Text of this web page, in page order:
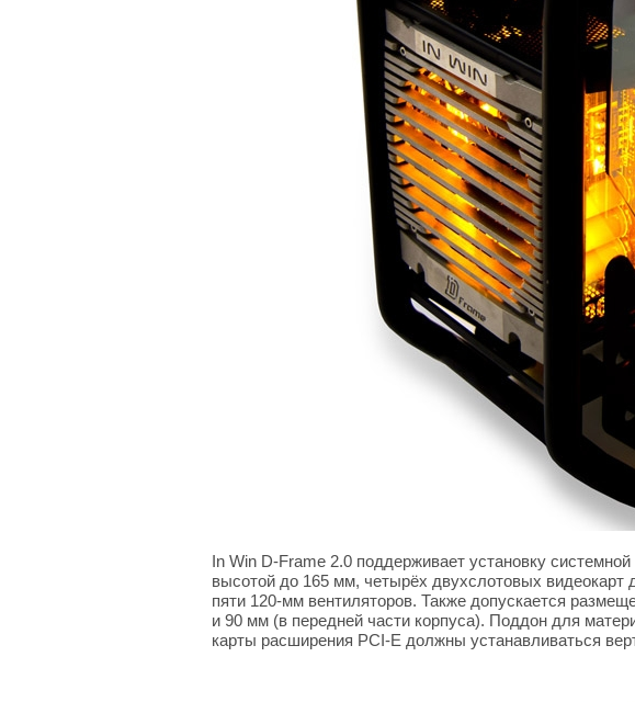
In Win D-Frame 2.0 поддерживает установку
высотой до 165 мм, четырёх двухслотовых видеокарт
пяти 120-мм вентиляторов. Также допускается
и 90 мм (в передней части корпуса). Поддон для
карты расширения PCI-E должны устанавливаться